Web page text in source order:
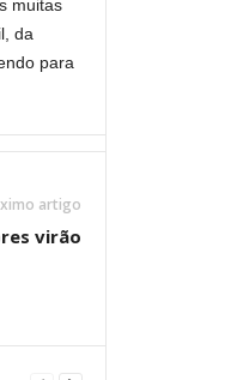
muitas
da
para
artigo
virão